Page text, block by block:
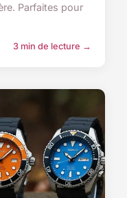
Parfaites pour
3 min de lecture →